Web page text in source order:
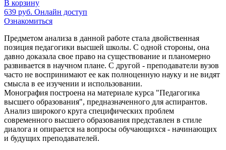
В корзину
639 руб. Онлайн доступ
Ознакомиться
Предметом анализа в данной работе стала двойственная
позиция педагогики высшей школы. С одной стороны, она
давно доказала свое право на существование и планомерно
развивается в научном плане. С другой - преподаватели вузов
часто не воспринимают ее как полноценную науку и не видят
смысла в ее изучении и использовании.
Монография построена на материале курса "Педагогика
высшего образования", предназначенного для аспирантов.
Анализ широкого круга специфических проблем
современного высшего образования представлен в стиле
диалога и опирается на вопросы обучающихся - начинающих
и будущих преподавателей.